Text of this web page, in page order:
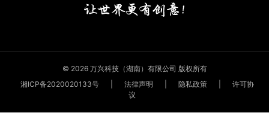
© 2026 万兴科技（湖南）有限公司 版权所有
湘ICP备2020020133号
法律声明 隐私政策
许可协
议